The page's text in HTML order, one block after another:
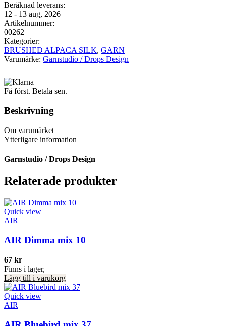
Beräknad leverans:
12 - 13 aug, 2026
Artikelnummer:
00262
Kategorier:
BRUSHED ALPACA SILK, GARN
Varumärke: Garnstudio / Drops Design
Få först. Betala sen.
Beskrivning
Om varumärket
Ytterligare information
Garnstudio / Drops Design
Relaterade produkter
Quick view
AIR
AIR Dimma mix 10
67 kr
Finns i lager,
Lägg till i varukorg
Quick view
AIR